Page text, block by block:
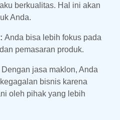
berkualitas. Hal ini akan
Anda.
Anda bisa lebih fokus pada
pemasaran produk.
Dengan jasa maklon, Anda
bisnis karena
oleh pihak yang lebih